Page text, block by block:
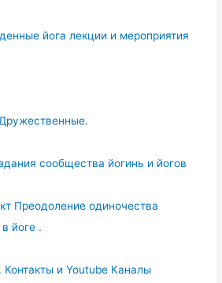
йога лекции и мероприятия
сообщества йогинь и йогов
Преодоление одиночества
йоге .
Контакты и Youtube Каналы